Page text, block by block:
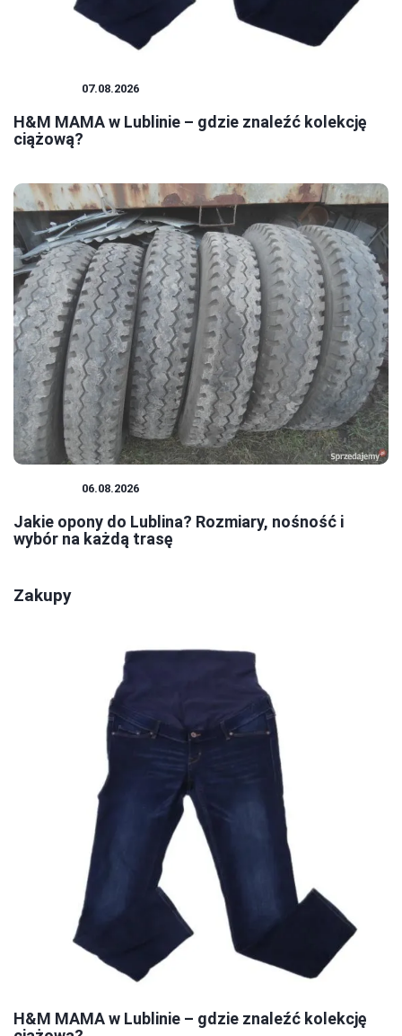
07.08.2026
H&M MAMA w Lublinie – gdzie znaleźć kolekcję
ciążową?
06.08.2026
Jakie opony do Lublina? Rozmiary, nośność i
wybór na każdą trasę
Zakupy
H&M MAMA w Lublinie – gdzie znaleźć kolekcję